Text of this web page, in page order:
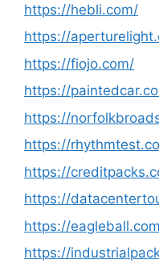
https://hebli.com/
https://
https://fiojo.com/
https://
https://
https://
https://
https://
https://
https://